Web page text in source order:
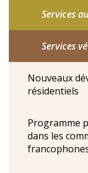
Services
Services
Nouveaux
résidentiels
Programme
dans les